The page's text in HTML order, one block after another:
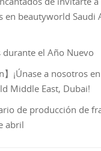
en beautyworld Saudi
durante el Año Nuevo
】¡Únase a nosotros en
Middle East, Dubai!
de producción de
abril